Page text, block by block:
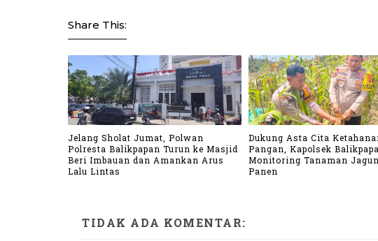
Share This:
Jelang Sholat Jumat, Polwan
Polresta Balikpapan Turun ke Masjid
Beri Imbauan dan Amankan Arus
Lalu Lintas
Dukung Asta Cita
Pangan, Kapolsek
Monitoring Tanaman
Panen
TIDAK ADA KOMENTAR: